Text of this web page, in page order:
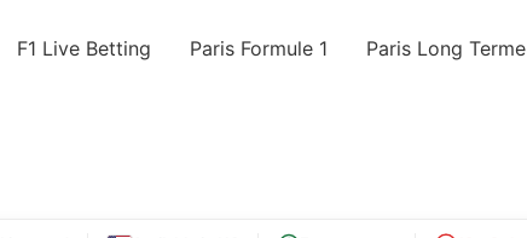
F1 Live Betting Paris Formule 1 Paris Long Terme